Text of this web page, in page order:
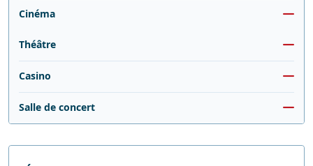
Cinéma
Théâtre
Casino
Salle de concert